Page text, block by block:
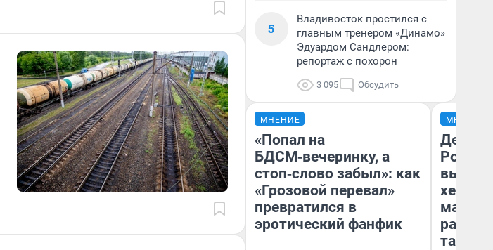
5
Владивосток простился с
главным тренером «Динамо»
Эдуардом Сандлером:
репортаж с похорон
3 095 Обсудить
МНЕНИЕ
«Попал на
БДСМ‑вечеринку, а
стоп‑слово забыл»: как
«Грозовой перевал»
превратился в
эротический фанфик
МНЕНИЕ
Дело
хенды
так